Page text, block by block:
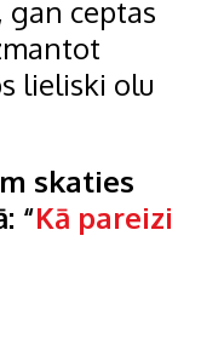
gan ceptas
lieliski olu
skaties
“Kā pareizi